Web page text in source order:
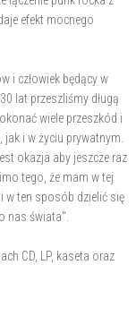
efekt mocnego
i człowiek będący w
lat przeszliśmy długą
wiele przeszkód i
jak i w życiu prywatnym.
okazja aby jeszcze raz
tego, że mam w tej
w ten sposób dzielić się
nas świata".
CD, LP, kaseta oraz